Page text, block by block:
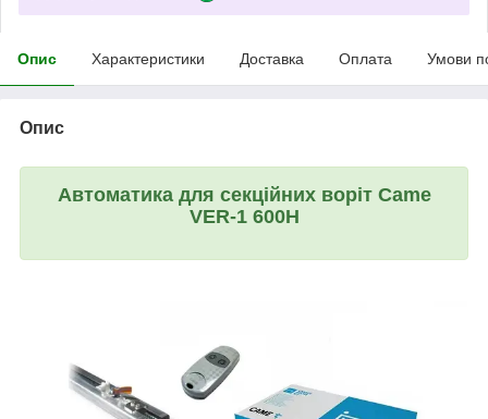
Опис Характеристики Доставка Оплата Умови
Опис
Автоматика для секційних воріт Came
VER-1 600H